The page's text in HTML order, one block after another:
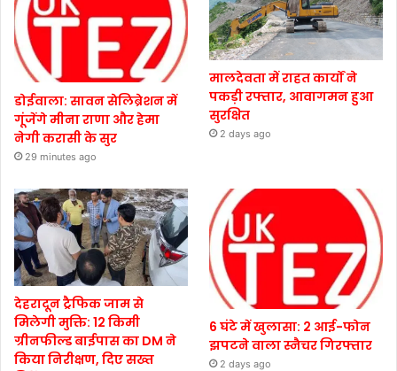
डोईवाला: सावन सेलिब्रेशन में
गूंजेंगे मीना राणा और हेमा
नेगी करासी के सुर
29 minutes ago
मालदेवता में राहत कार्यों ने
पकड़ी रफ्तार, आवागमन हुआ
सुरक्षित
2 days ago
देहरादून ट्रैफिक जाम से
मिलेगी मुक्ति: 12 किमी
ग्रीनफील्ड बाईपास का DM ने
किया निरीक्षण, दिए सख्त
6 घंटे में खुलासा: 2 आई-फोन
झपटने वाला स्नैचर गिरफ्तार
2 days ago